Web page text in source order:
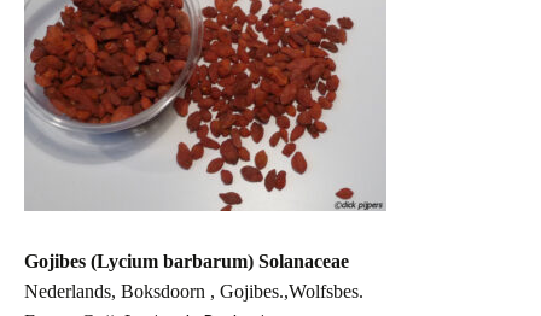
Gojibes (Lycium barbarum) Solanaceae
Nederlands, Boksdoorn , Gojibes.,Wolfsbes.